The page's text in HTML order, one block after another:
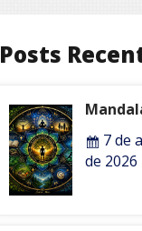
Posts
7 de
de 2026